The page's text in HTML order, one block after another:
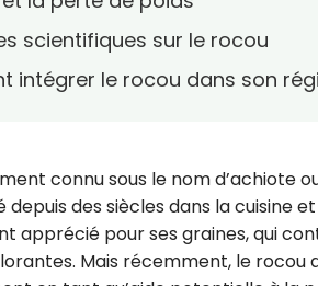
scientifiques sur le rocou
intégrer le rocou dans son
connu sous le nom d’achiote
depuis des siècles dans la cuisine
apprécié pour ses graines, qui
Mais récemment, le